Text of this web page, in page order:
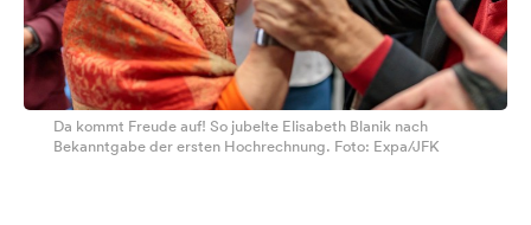
Da kommt Freude auf! So jubelte Elisabeth Blanik nach
Bekanntgabe der ersten Hochrechnung. Foto: Expa/JFK